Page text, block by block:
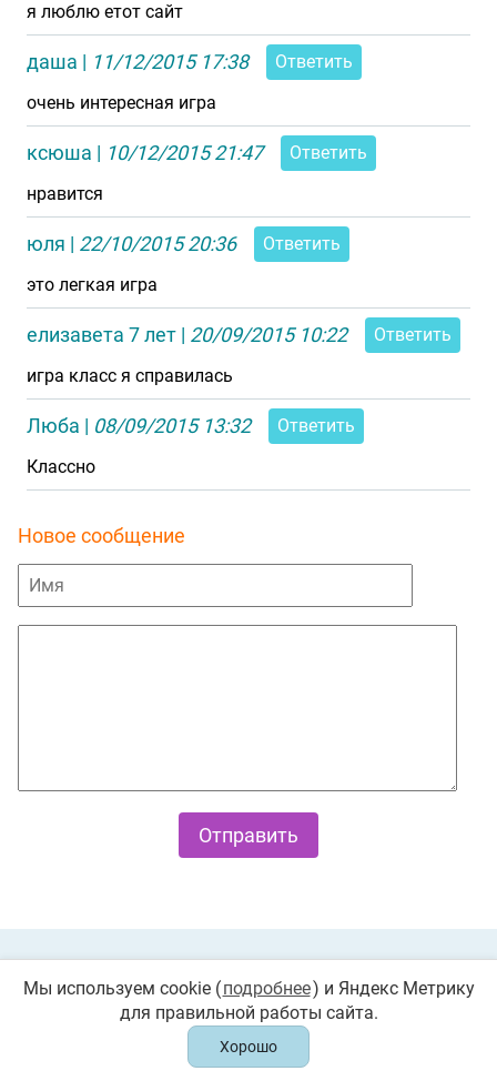
я люблю етот сайт
даша | 11/12/2015 17:38
Ответить
очень интересная игра
ксюша | 10/12/2015 21:47
Ответить
нравится
юля | 22/10/2015 20:36
Ответить
это легкая игра
елизавета 7 лет | 20/09/2015 10:22
Ответить
игра класс я справилась
Люба | 08/09/2015 13:32
Ответить
Классно
Новое сообщение
© 2026 «Играемся». Все права защищены. Любое
Мы используем cookie (подробнее) и Яндекс Метрику
для правильной работы сайта.
Хорошо